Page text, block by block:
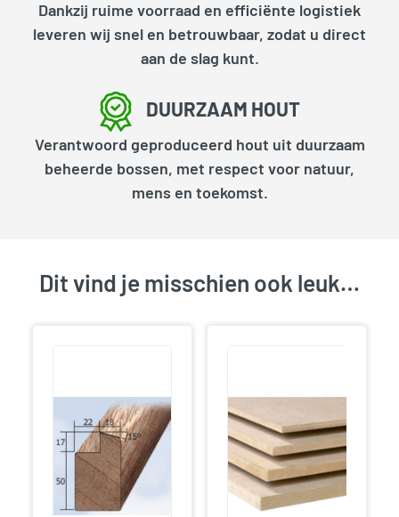
Dankzij ruime voorraad en efficiënte logistiek
leveren wij snel en betrouwbaar, zodat u direct
aan de slag kunt.
DUURZAAM HOUT
Verantwoord geproduceerd hout uit duurzaam
beheerde bossen, met respect voor natuur,
mens en toekomst.
Dit vind je misschien ook leuk…